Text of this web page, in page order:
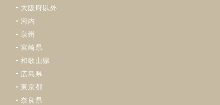
大阪府以外
河内
泉州
宮崎県
和歌山県
広島県
東京都
奈良県